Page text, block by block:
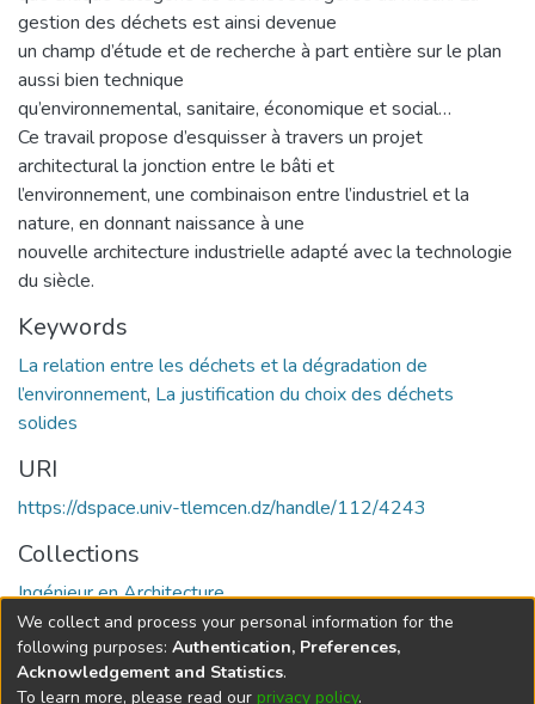
gestion des déchets est ainsi devenue
un champ d’étude et de recherche à part entière sur le plan
aussi bien technique
qu’environnemental, sanitaire, économique et social…
Ce travail propose d’esquisser à travers un projet
architectural la jonction entre le bâti et
l’environnement, une combinaison entre l’industriel et la
nature, en donnant naissance à une
nouvelle architecture industrielle adapté avec la technologie
du siècle.
Keywords
La relation entre les déchets et la dégradation de
l’environnement, La justification du choix des déchets
solides
URI
https://dspace.univ-tlemcen.dz/handle/112/4243
Collections
Ingénieur en Architecture
Full item page
We collect and process your personal information for the
following purposes: Authentication, Preferences,
Acknowledgement and Statistics.
To learn more, please read our privacy policy.